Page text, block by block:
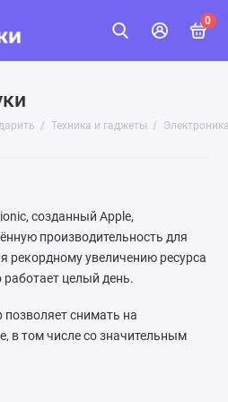
0
Техника и гаджеты
созданный Apple,
производительность для
рекордному увеличению ресурса
работает целый день.
позволяет снимать на
в том числе со значительным
видео высочайшего качества и